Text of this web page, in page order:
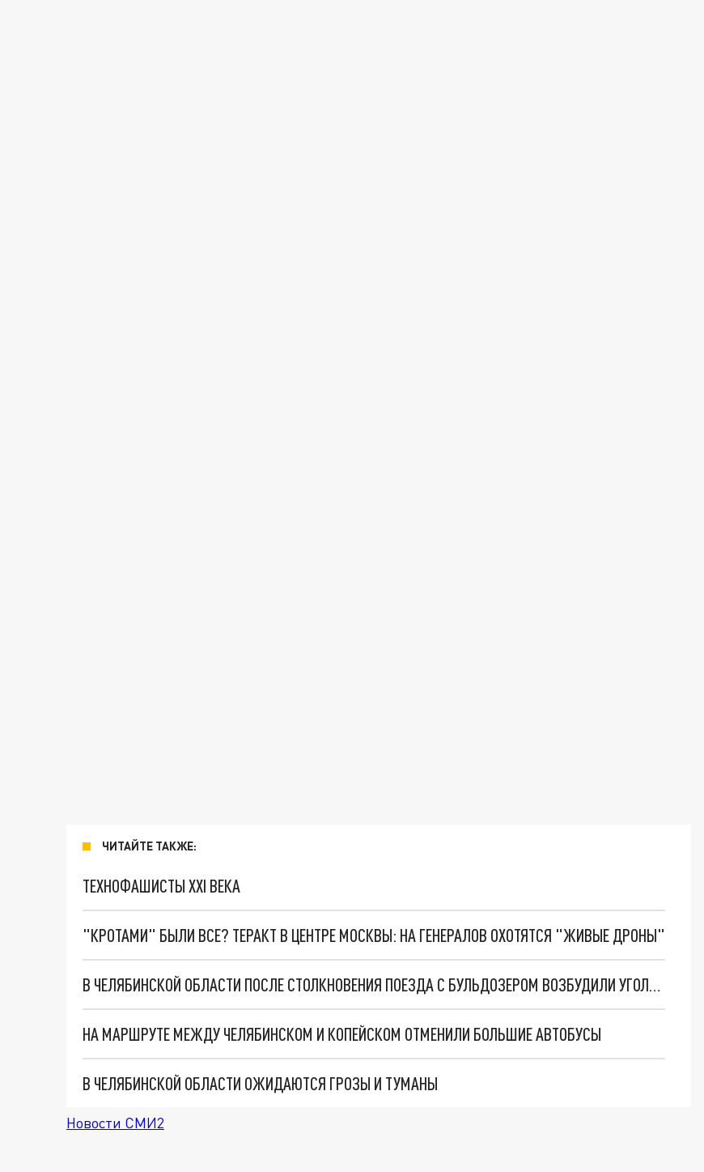
ЧИТАЙТЕ ТАКЖЕ:
ТЕХНОФАШИСТЫ XXI ВЕКА
"КРОТАМИ" БЫЛИ ВСЕ? ТЕРАКТ В ЦЕНТРЕ МОСКВЫ: НА ГЕНЕРАЛОВ ОХОТЯТСЯ "ЖИВЫЕ ДРОНЫ"
В ЧЕЛЯБИНСКОЙ ОБЛАСТИ ПОСЛЕ СТОЛКНОВЕНИЯ ПОЕЗДА С БУЛЬДОЗЕРОМ ВОЗБУДИЛИ УГОЛОВНОЕ ДЕЛО
НА МАРШРУТЕ МЕЖДУ ЧЕЛЯБИНСКОМ И КОПЕЙСКОМ ОТМЕНИЛИ БОЛЬШИЕ АВТОБУСЫ
В ЧЕЛЯБИНСКОЙ ОБЛАСТИ ОЖИДАЮТСЯ ГРОЗЫ И ТУМАНЫ
Новости СМИ2